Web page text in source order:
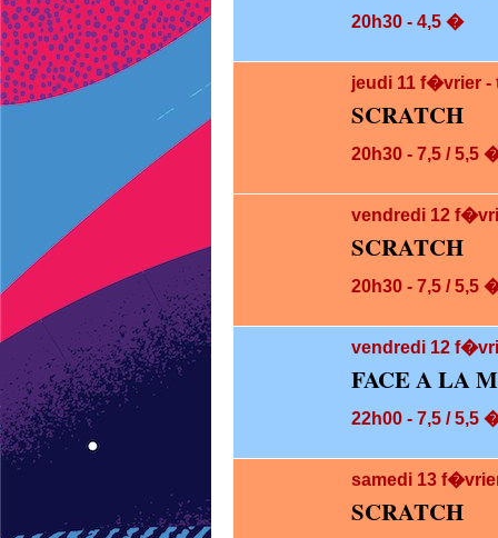
20h30 - 4,5 �
jeudi 11 f�vrier
SCRATCH
20h30 - 7,5 / 5,5
vendredi 12
SCRATCH
20h30 - 7,5 / 5,5
vendredi 12
FACE A LA
22h00 - 7,5 / 5,5
samedi 13
SCRATCH